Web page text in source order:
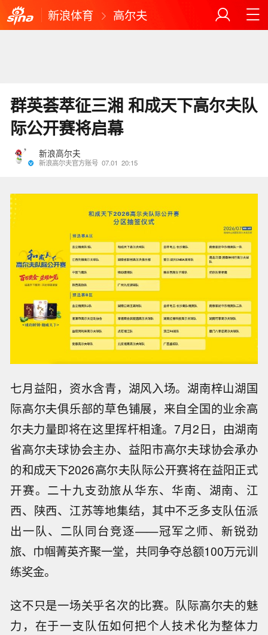
新浪体育 高尔夫
群英荟萃征三湘 和成天下高尔夫队
际公开赛将启幕
新浪高尔夫
新浪高尔夫官方账号 07.01 20:15
七月益阳，资水含青，湖风入场。湖南梓山湖国
际高尔夫俱乐部的草色铺展，来自全国的业余高
尔夫力量即将在这里挥杆相逢。7月2日，由湖南
省高尔夫球协会主办、益阳市高尔夫球协会承办
的和成天下2026高尔夫队际公开赛将在益阳正式
开赛。二十九支劲旅从华东、华南、湖南、江
西、陕西、江苏等地集结，其中不乏多支队伍派
出一队、二队同台竞逐——冠军之师、新锐劲
旅、巾帼菁英齐聚一堂，共同争夺总额100万元训
练奖金。
这不只是一场关乎名次的比赛。队际高尔夫的魅
力，在于一支队伍如何把个人技术化为整体力